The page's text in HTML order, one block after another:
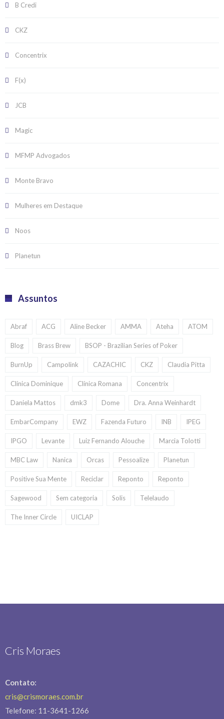
B Credi
CKZ
Concentrix
F(x)
JCB
Magic
MFMP Advogados
Monte Bravo
Mulheres em Destaque
Noos
Planetun
Assuntos
Abraf ACG Aline Becker AMMA Ateha ATOM
Blog Brass Brew BSOP - Brazilian Series of Poker
BurnUp Campolink CAZACHIC CKZ Claudia Pitta
Clínica Dominique Clínica Romana Concentrix
Daniela Mattos dmk3 Dome Dra. Anna Weinhardt
EmbarCompany EWZ Fazenda Futuro INB IPEG
IPGO Levante Luiz Fernando Alouche Marcia Tolotti
MBC Law Nanica Orcas Pessoalize Planetun
Positive Sua Mente Reciclar Reponto Reponto
Sagewood Sem categoria Solis Telelaudo
The Inner Circle UICLAP
Cris Moraes
Contato:
cris@crismoraes.com.br
Telefone: 11-3641-1266